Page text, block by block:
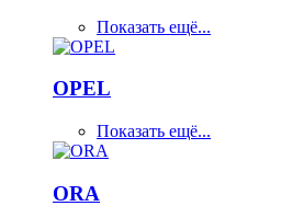
Показать ещё...
OPEL
Показать ещё...
ORA